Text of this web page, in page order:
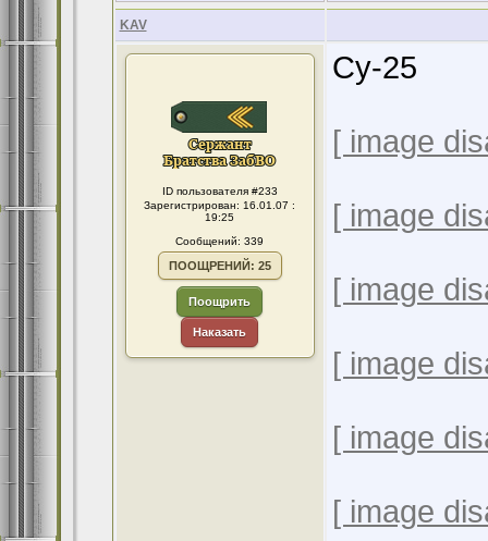
KAV
ID пользователя #233
Зарегистрирован: 16.01.07 :
19:25
Сообщений: 339
ПООЩРЕНИЙ: 25
Поощрить
Наказать
Су-25
[ image
[ image
[ image
[ image
[ image
[ image